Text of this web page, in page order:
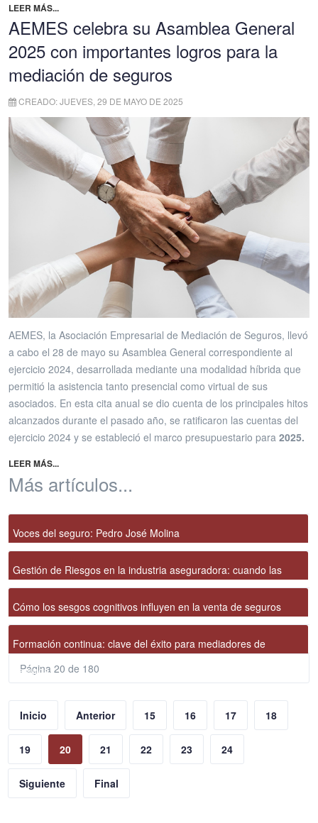
LEER MÁS...
AEMES celebra su Asamblea General
2025 con importantes logros para la
mediación de seguros
CREADO: JUEVES, 29 DE MAYO DE 2025
AEMES, la Asociación Empresarial de Mediación de Seguros, llevó
a cabo el 28 de mayo su Asamblea General correspondiente al
ejercicio 2024, desarrollada mediante una modalidad híbrida que
permitió la asistencia tanto presencial como virtual de sus
asociados. En esta cita anual se dio cuenta de los principales hitos
alcanzados durante el pasado año, se ratificaron las cuentas del
ejercicio 2024 y se estableció el marco presupuestario para 2025.
LEER MÁS...
Más artículos...
Voces del seguro: Pedro José Molina
Gestión de Riesgos en la industria aseguradora: cuando las
Cómo los sesgos cognitivos influyen en la venta de seguros
Formación continua: clave del éxito para mediadores de
seguros
Página 20 de 180
Inicio Anterior 15 16 17 18
19 20 21 22 23 24
Siguiente Final